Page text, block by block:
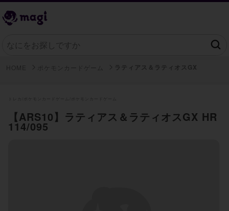
【ARS10】ラティアス＆ラティオスGX HR
114/095